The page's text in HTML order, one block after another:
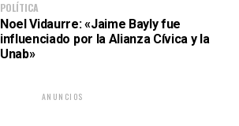
POLÍTICA
Noel Vidaurre: «Jaime Bayly fue
influenciado por la Alianza Cívica y la
Unab»
ANUNCIOS